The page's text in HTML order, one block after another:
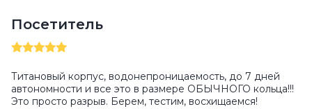
Посетитель
Титановый корпус, водонепроницаемость, до 7 дней
автономности и все это в размере ОБЫЧНОГО кольца!!!
Это просто разрыв. Берем, тестим, восхищаемся!